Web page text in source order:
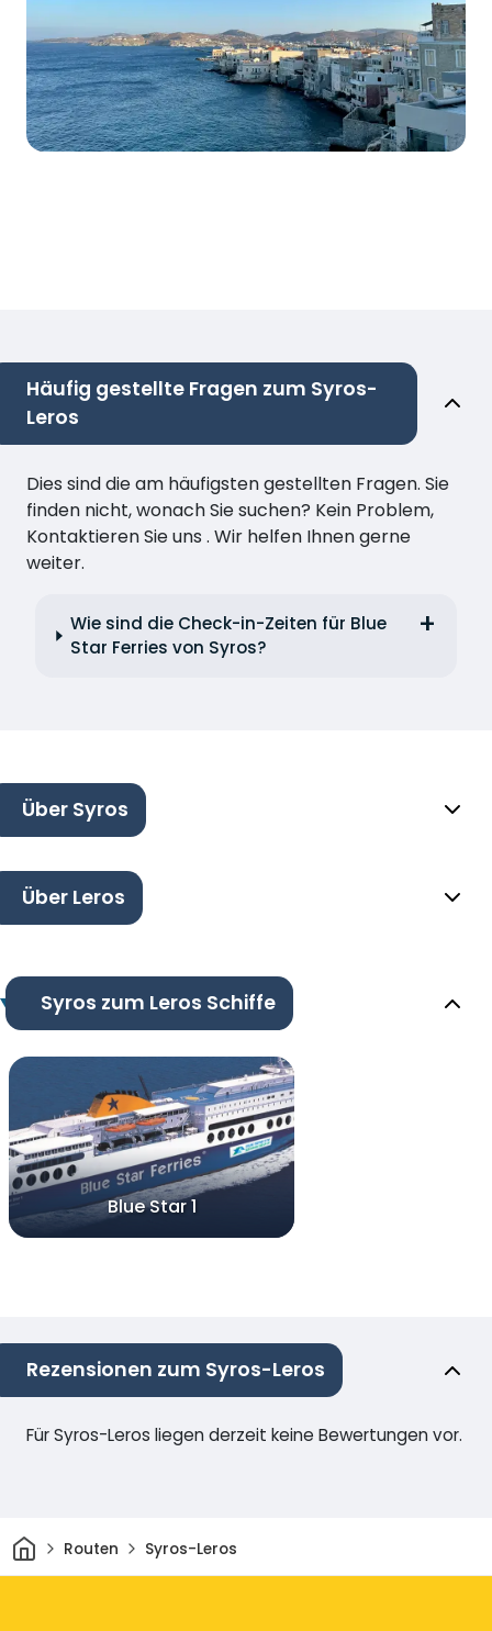
Häufig gestellte Fragen zum Syros-
Leros
Dies sind die am häufigsten gestellten Fragen. Sie
finden nicht, wonach Sie suchen? Kein Problem,
Kontaktieren Sie uns . Wir helfen Ihnen gerne
weiter.
Wie sind die Check-in-Zeiten für Blue
Star Ferries von Syros?
Über Syros
Über Leros
Syros zum Leros Schiffe
Blue Star 1
Rezensionen zum Syros-Leros
Für Syros-Leros liegen derzeit keine Bewertungen vor.
HeimRouten Syros-Leros